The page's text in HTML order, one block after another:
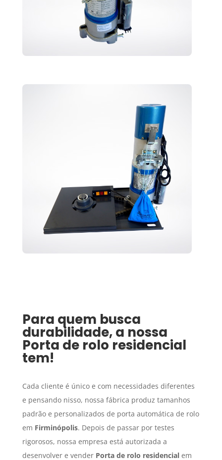
Para quem busca
durabilidade, a nossa
Porta de rolo residencial
tem!
Cada cliente é único e com necessidades diferentes
e pensando nisso, nossa fábrica produz tamanhos
padrão e personalizados de porta automática de rolo
em Firminópolis. Depois de passar por testes
rigorosos, nossa empresa está autorizada a
desenvolver e vender Porta de rolo residencialem